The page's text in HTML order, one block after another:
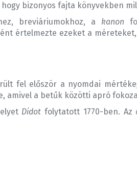
bizonyos fajta könyvekben
breviáriumokhoz, a kanon
értelmezte ezeket a
fel először a nyomdai
amivel a betűk közötti apró
Didot folytatott 1770-ben.